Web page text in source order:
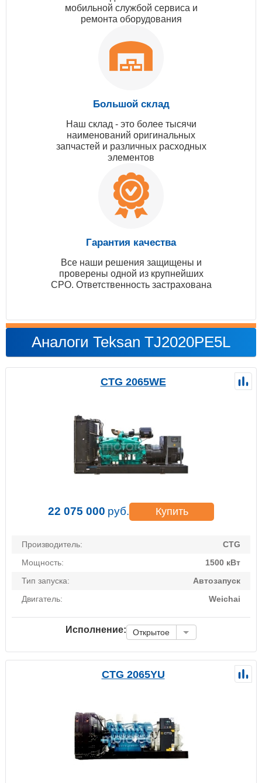
мобильной службой сервиса и
ремонта оборудования
Большой склад
Наш склад - это более тысячи
наименований оригинальных
запчастей и различных расходных
элементов
Гарантия качества
Все наши решения защищены и
проверены одной из крупнейших
СРО. Ответственность застрахована
Аналоги Teksan TJ2020PE5L
CTG 2065WE
22 075 000 руб. Купить
Производитель:
CTG
Мощность:
1500 кВт
Тип запуска:
Автозапуск
Двигатель:
Weichai
Исполнение: Открытое
CTG 2065YU